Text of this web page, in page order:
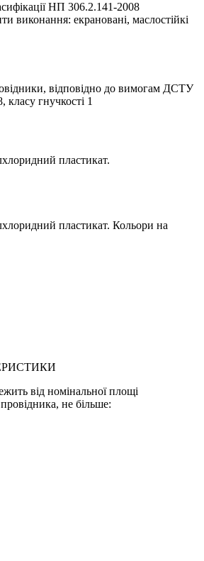
НП 306.2.141-2008
виконання: екрановані, маслостійкі
відповідно до вимогам ДСТУ
класу гнучкості 1
пластикат.
пластикат. Кольори на
від номінальної площі
не більше: